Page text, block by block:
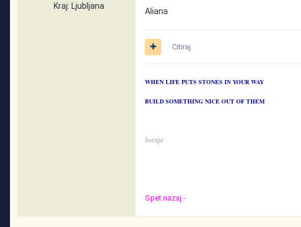
Kraj: Ljubljana
Aliana
Citiraj
WHEN LIFE PUTS STONES IN YOUR WAY
BUILD SOMETHING NICE OUT OF THEM
loesje
Spet nazaj -